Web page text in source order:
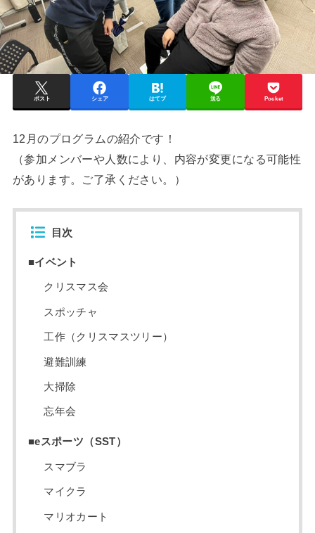
ポスト シェア はてブ 送る Pocket
12月のプログラムの紹介です！
（参加メンバーや人数により、内容が変更になる可能性
があります。ご了承ください。）
目次
■イベント
クリスマス会
スポッチャ
工作（クリスマスツリー）
避難訓練
大掃除
忘年会
■eスポーツ（SST）
スマブラ
マイクラ
マリオカート